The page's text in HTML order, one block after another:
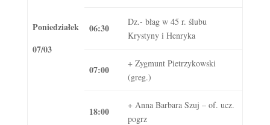
Poniedziałek
07/03
06:30
Dz.- błag w 45 r. ślubu
Krystyny i Henryka
07:00
+ Zygmunt Pietrzykowski
(greg.)
18:00
+ Anna Barbara Szuj – of. ucz.
pogrz